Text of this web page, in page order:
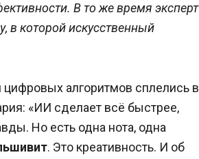
В то же время эксперт
в которой искусственный
цифровых алгоритмов сплелись в
«ИИ сделает всё быстрее,
Но есть одна нота, одна
. Это креативность. И об